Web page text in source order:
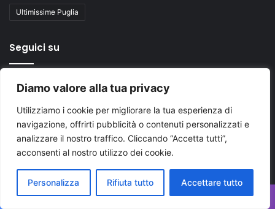
Diamo valore alla tua privacy
Utilizziamo i cookie per migliorare la tua esperienza di
navigazione, offrirti pubblicità o contenuti personalizzati e
analizzare il nostro traffico. Cliccando “Accetta tutti”,
acconsenti al nostro utilizzo dei cookie.
Personalizza Rifiuta tutto Accettare tutto
Ultimissime Puglia
Seguici su
Facebook
X
Tube